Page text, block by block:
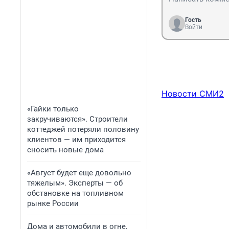
«Гайки только
закручиваются». Строители
коттеджей потеряли половину
клиентов — им приходится
сносить новые дома
«Август будет еще довольно
тяжелым». Эксперты — об
обстановке на топливном
рынке России
Дома и автомобили в огне,
Гость
Войти
Новости СМИ2